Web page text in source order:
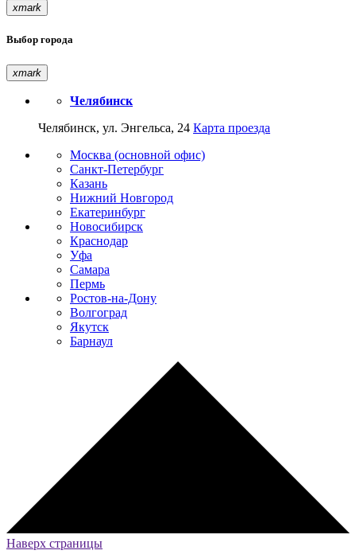
xmark
Выбор города
xmark
Челябинск
Челябинск, ул. Энгельса, 24 Карта проезда
Москва (основной офис)
Санкт-Петербург
Казань
Нижний Новгород
Екатеринбург
Новосибирск
Краснодар
Уфа
Самара
Пермь
Ростов-на-Дону
Волгоград
Якутск
Барнаул
Наверх страницы